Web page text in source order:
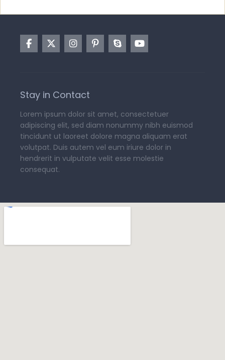
Stay in Contact
Lorem ipsum dolor sit amet, consectetuer
adipiscing elit, sed diam nonummy nibh euismod
tincidunt ut laoreet dolore magna aliquam erat
volutpat. Duis autem vel eum iriure dolor in
hendrerit in vulputate velit esse molestie
consequat.